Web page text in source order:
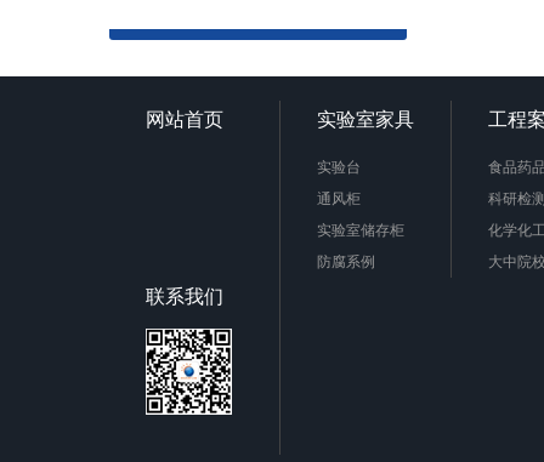
网站首页 实验室家具
实验台
通风柜
实验室储存柜
防腐系例
工程
食品药
科研检
化学化
大中院
联系我们